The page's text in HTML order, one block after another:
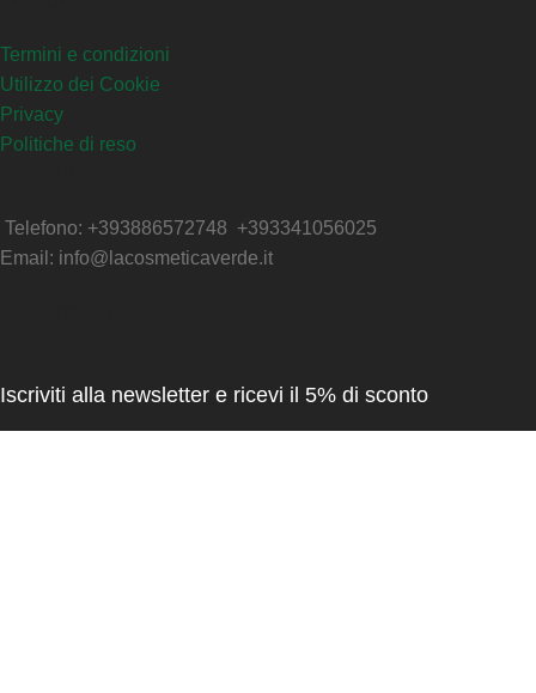
Termini e condizioni
Utilizzo dei Cookie
Privacy
Politiche di reso
Telefono: +393886572748 +393341056025
Email: info@lacosmeticaverde.it
Iscriviti alla newsletter e ricevi il 5% di sconto